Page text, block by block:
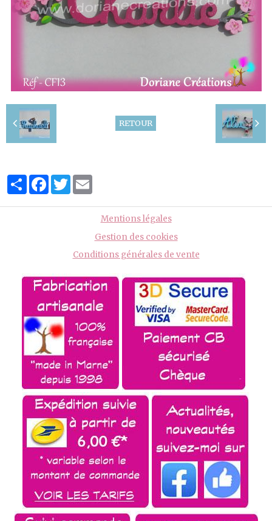
RETOUR
PartagerFacebook
Twitter
Mentions légales
Gestion des cookies
Conditions générales de vente